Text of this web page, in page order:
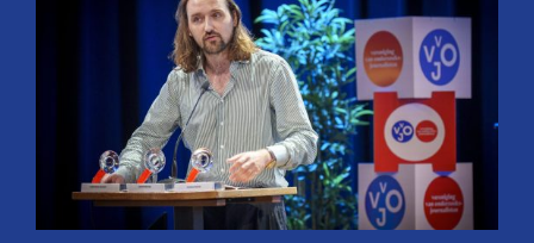
juridische dreiging of een juridische
procedure rond het eigen werk. Dat kost
journalisten tijd, ook ervaren zij stress en
soms worden publicaties aangepast of
gaat de hele publicatie zelfs niet door.